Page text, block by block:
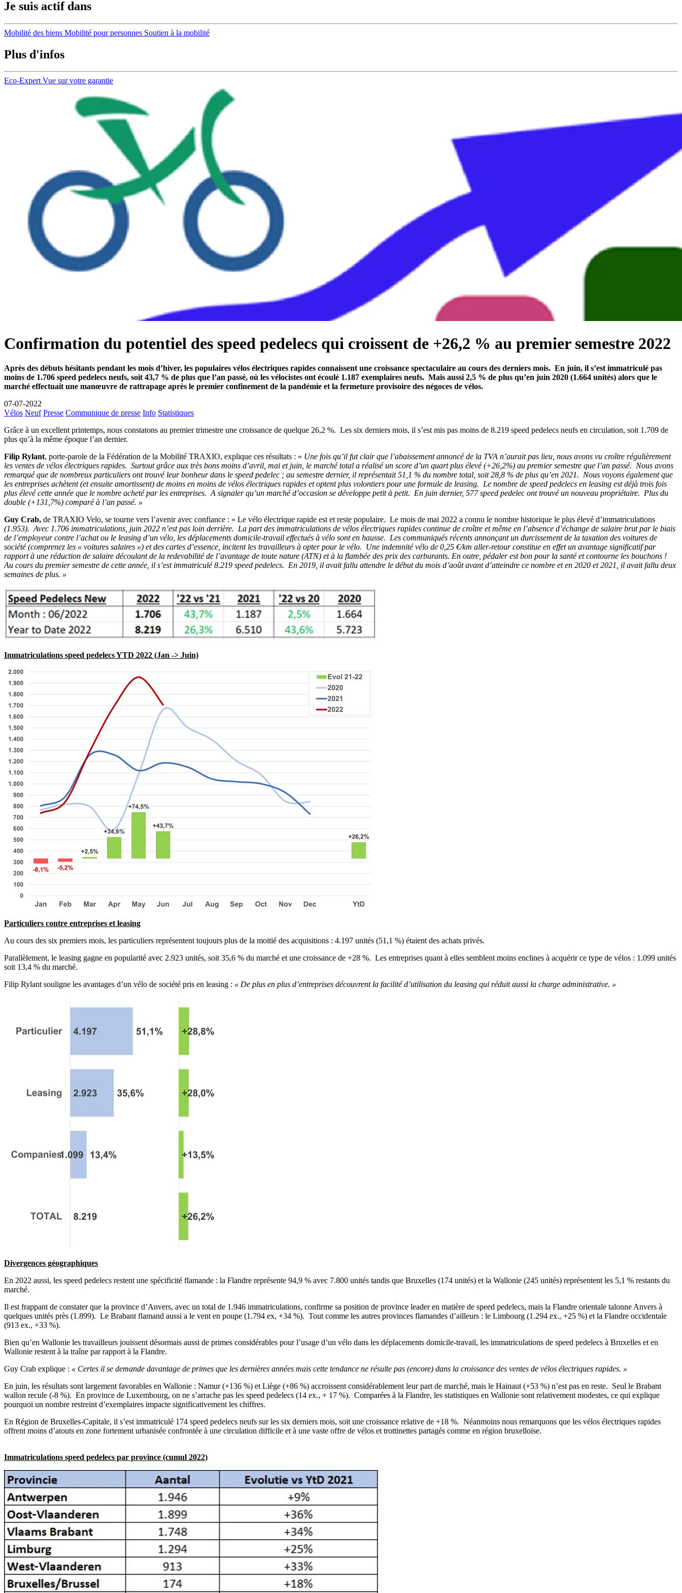
Je suis actif dans
Mobilité des biens Mobilité pour personnes Soutien à la mobilité
Plus d'infos
Eco-Expert Vue sur votre garantie
Confirmation du potentiel des speed pedelecs qui croissent de +26,2 % au premier semestre 2022
Après des débuts hésitants pendant les mois d’hiver, les populaires vélos électriques rapides connaissent une croissance spectaculaire au cours des derniers mois. En juin, il s’est immatriculé pas
moins de 1.706 speed pedelecs neufs, soit 43,7 % de plus que l’an passé, où les vélocistes ont écoulé 1.187 exemplaires neufs. Mais aussi 2,5 % de plus qu’en juin 2020 (1.664 unités) alors que le
marché effectuait une manœuvre de rattrapage après le premier confinement de la pandémie et la fermeture provisoire des négoces de vélos.
07-07-2022
Vélos Neuf Presse Communique de presse Info Statistiques
Grâce à un excellent printemps, nous constatons au premier trimestre une croissance de quelque 26,2 %. Les six derniers mois, il s’est mis pas moins de 8.219 speed pedelecs neufs en circulation, soit 1.709 de
plus qu’à la même époque l’an dernier.
Filip Rylant, porte-parole de la Fédération de la Mobilité TRAXIO, explique ces résultats : « Une fois qu’il fut clair que l’abaissement annoncé de la TVA n’aurait pas lieu, nous avons vu croître régulièrement
les ventes de vélos électriques rapides. Surtout grâce aux très bons moins d’avril, mai et juin, le marché total a réalisé un score d’un quart plus élevé(+26,2%) au premier semestre que l’an passé. Nous avons
remarqué que de nombreux particuliers ont trouvé leur bonheur dans le speed pedelec ; au semestre dernier, il représentait 51,1 % du nombre total, soit 28,8 % de plus qu’en 2021. Nous voyons également que
les entreprises achètent (et ensuite amortissent) de moins en moins de vélos électriques rapides et optent plus volontiers pour une formule de leasing. Le nombre de speed pedelecs en leasing est déjà trois fois
plus élevé cette année que le nombre acheté par les entreprises. A signaler qu’un marché d’occasion se développe petit à petit. En juin dernier, 577 speed pedelec ont trouvé un nouveau propriétaire. Plus du
double (+131,7%) comparé à l’an passé. »
Guy Crab, de TRAXIO Velo, se tourne vers l’avenir avec confiance : « Le vélo électrique rapide est et reste populaire. Le mois de mai 2022 a connu le nombre historique le plus élevé d’immatriculations
(1.953). Avec 1.706 immatriculations, juin 2022 n’est pas loin derrière. La part des immatriculations de vélos électriques rapides continue de croître et même en l’absence d’échange de salaire brut par le biais
de l’employeur contre l’achat ou le leasing d’un vélo, les déplacements domicile-travail effectués à vélo sont en hausse. Les communiqués récents annonçant un durcissement de la taxation des voitures de
société (comprenez les « voitures salaires ») et des cartes d’essence, incitent les travailleurs à opter pour le vélo. Une indemnité vélo de 0,25 €/km aller-retour constitue en effet un avantage significatif par
rapport à une réduction de salaire découlant de la redevabilité de l’avantage de toute nature (ATN) et à la flambée des prix des carburants. En outre, pédaler est bon pour la santé et contourne les bouchons !
Au cours du premier semestre de cette année, il s’est immatriculé 8.219 speed pedelecs. En 2019, il avait fallu attendre le début du mois d’août avant d’atteindre ce nombre et en 2020 et 2021, il avait fallu deux
semaines de plus. »
Immatriculations speed pedelecs YTD 2022 (Jan -> Juin)
Particuliers contre entreprises et leasing
Au cours des six premiers mois, les particuliers représentent toujours plus de la moitié des acquisitions : 4.197 unités (51,1 %) étaient des achats privés.
Parallèlement, le leasing gagne en popularité avec 2.923 unités, soit 35,6 % du marché et une croissance de +28 %. Les entreprises quant à elles semblent moins enclines à acquérir ce type de vélos : 1.099 unités
soit 13,4 % du marché.
Filip Rylant souligne les avantages d’un vélo de société pris en leasing : « De plus en plus d’entreprises découvrent la facilité d’utilisation du leasing qui réduit aussi la charge administrative. »
Divergences géographiques
En 2022 aussi, les speed pedelecs restent une spécificité flamande : la Flandre représente 94,9 % avec 7.800 unités tandis que Bruxelles (174 unités) et la Wallonie (245 unités) représentent les 5,1 % restants du
marché.
Il est frappant de constater que la province d’Anvers, avec un total de 1.946 immatriculations, confirme sa position de province leader en matière de speed pedelecs, mais la Flandre orientale talonne Anvers à
quelques unités près (1.899). Le Brabant flamand aussi a le vent en poupe (1.794 ex, +34 %). Tout comme les autres provinces flamandes d’ailleurs : le Limbourg (1.294 ex., +25 %) et la Flandre occidentale
(913 ex., +33 %).
Bien qu’en Wallonie les travailleurs jouissent désormais aussi de primes considérables pour l’usage d’un vélo dans les déplacements domicile-travail, les immatriculations de speed pedelecs à Bruxelles et en
Wallonie restent à la traîne par rapport à la Flandre.
Guy Crab explique : « Certes il se demande davantage de primes que les dernières années mais cette tendance ne résulte pas (encore) dans la croissance des ventes de vélos électriques rapides. »
En juin, les résultats sont largement favorables en Wallonie : Namur (+136 %) et Liège (+86 %) accroissent considérablement leur part de marché, mais le Hainaut (+53 %) n’est pas en reste. Seul le Brabant
wallon recule (-8 %). En province de Luxembourg, on ne s’arrache pas les speed pedelecs (14 ex., + 17 %). Comparées à la Flandre, les statistiques en Wallonie sont relativement modestes, ce qui explique
pourquoi un nombre restreint d’exemplaires impacte significativement les chiffres.
En Région de Bruxelles-Capitale, il s’est immatriculé 174 speed pedelecs neufs sur les six derniers mois, soit une croissance relative de +18 %. Néanmoins nous remarquons que les vélos électriques rapides
offrent moins d’atouts en zone fortement urbanisée confrontée à une circulation difficile et à une vaste offre de vélos et trottinettes partagés comme en région bruxelloise.
Immatriculations speed pedelecs par province (cumul 2022)